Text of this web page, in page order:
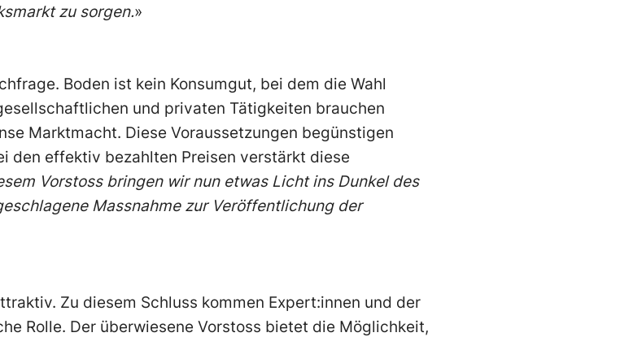
zu sorgen.»
Boden ist kein Konsumgut, bei dem die Wahl
und privaten Tätigkeiten brauchen
Marktmacht. Diese Voraussetzungen begünstigen
den effektiv bezahlten Preisen verstärkt diese
Vorstoss bringen wir nun etwas Licht ins Dunkel des
Massnahme zur Veröffentlichung der
Zu diesem Schluss kommen Expert:innen und der
Rolle. Der überwiesene Vorstoss bietet die Möglichkeit,